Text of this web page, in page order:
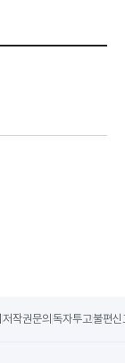
저작권문의 독자투고불편신